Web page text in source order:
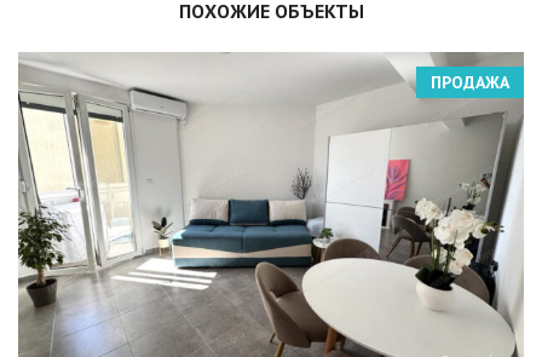
ПОХОЖИЕ ОБЪЕКТЫ
ПРОДАЖА